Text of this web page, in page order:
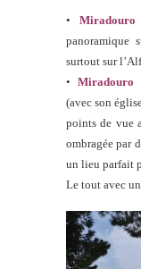
•
panoramique
surtout sur
• Miradouro
(avec son
points de vue
ombragée par
un lieu parfait
Le tout avec